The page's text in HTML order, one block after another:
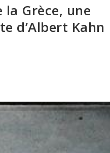
Grèce, une
d’Albert Kahn